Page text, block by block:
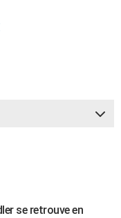
se retrouve en